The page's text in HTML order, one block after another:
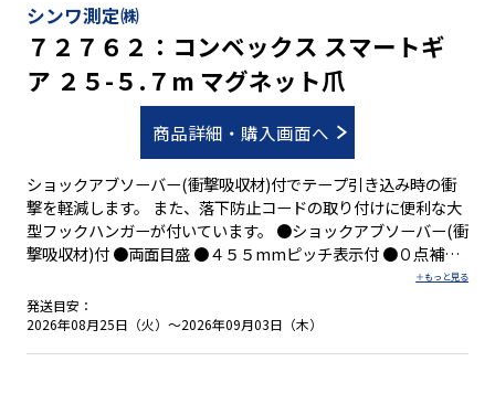
シンワ測定㈱
７２７６２：コンベックス スマートギ
ア ２５-５.７m マグネット爪
商品詳細・購入画面へ
ショックアブソーバー(衝撃吸収材)付でテープ引き込み時の衝
撃を軽減します。 また、落下防止コードの取り付けに便利な大
型フックハンガーが付いています。 ●ショックアブソーバー(衝
撃吸収材)付 ●両面目盛 ●４５５mmピッチ表示付 ●０点補正
移動爪付 ●強力なネオジム磁石付の爪を採用 ●ベルトクリップ
付 ●ストラップ付
発送目安：
2026年08月25日（火）～2026年09月03日（木）